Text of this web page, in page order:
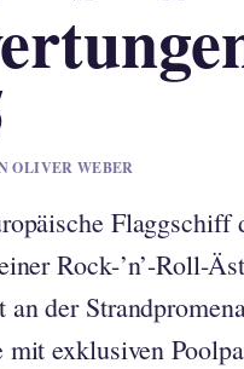
OLIVER WEBER
Flaggschiff
Rock-’n’-Roll-
der
exklusiven